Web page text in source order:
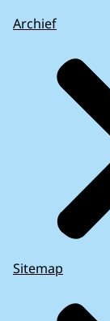
Archief
Sitemap